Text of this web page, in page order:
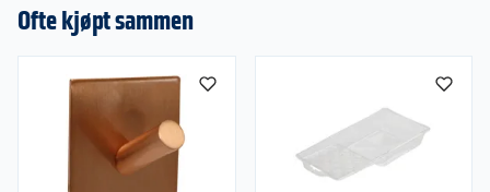
Overflate: Polert messing
en omtale.
Ofte kjøpt sammen